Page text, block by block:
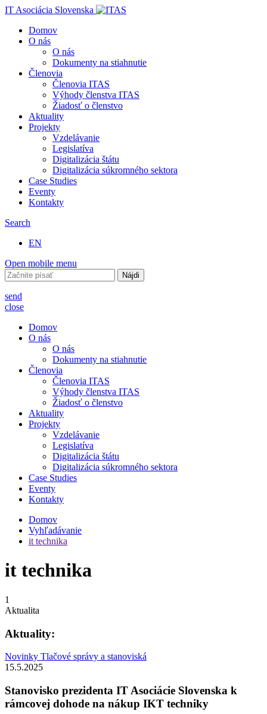
IT Asociácia Slovenska
Domov
O nás
O nás
Dokumenty na stiahnutie
Členovia
Členovia ITAS
Výhody členstva ITAS
Žiadosť o členstvo
Aktuality
Projekty
Vzdelávanie
Legislatíva
Digitalizácia štátu
Digitalizácia súkromného sektora
Case Studies
Eventy
Kontakty
Search
EN
Open mobile menu
Hľadať:
send
close
Domov
O nás
O nás
Dokumenty na stiahnutie
Členovia
Členovia ITAS
Výhody členstva ITAS
Žiadosť o členstvo
Aktuality
Projekty
Vzdelávanie
Legislatíva
Digitalizácia štátu
Digitalizácia súkromného sektora
Case Studies
Eventy
Kontakty
Domov
Vyhľadávanie
it technika
it technika
1
Aktualita
Aktuality:
Novinky Tlačové správy a stanoviská
15.5.2025
Stanovisko prezidenta IT Asociácie Slovenska k
rámcovej dohode na nákup IKT techniky